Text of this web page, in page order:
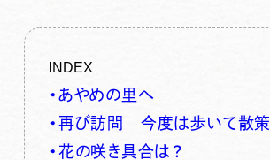
INDEX
・あやめの里へ
・再び訪問 今度は歩いて散策
・花の咲き具合は？